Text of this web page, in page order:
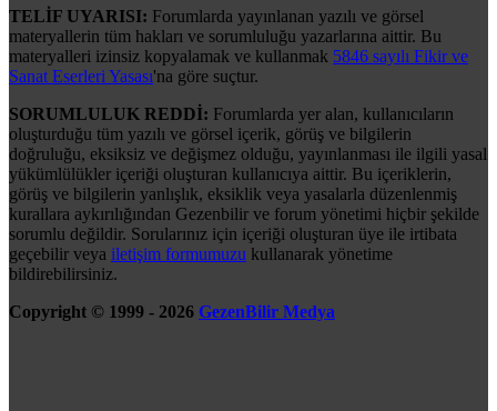
TELİF UYARISI: Forumlarda yayınlanan yazılı ve görsel
materyallerin tüm hakları ve sorumluluğu yazarlarına aittir. Bu
materyalleri izinsiz kopyalamak ve kullanmak 5846 sayılı Fikir ve
Sanat Eserleri Yasası'na göre suçtur.
SORUMLULUK REDDİ: Forumlarda yer alan, kullanıcıların
oluşturduğu tüm yazılı ve görsel içerik, görüş ve bilgilerin
doğruluğu, eksiksiz ve değişmez olduğu, yayınlanması ile ilgili yasal
yükümlülükler içeriği oluşturan kullanıcıya aittir. Bu içeriklerin,
görüş ve bilgilerin yanlışlık, eksiklik veya yasalarla düzenlenmiş
kurallara aykırılığından Gezenbilir ve forum yönetimi hiçbir şekilde
sorumlu değildir. Sorularınız için içeriği oluşturan üye ile irtibata
geçebilir veya iletişim formumuzu kullanarak yönetime
bildirebilirsiniz.
Copyright © 1999 - 2026 GezenBilir Medya